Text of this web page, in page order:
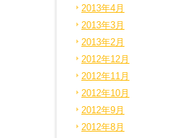
2013年4月
2013年3月
2013年2月
2012年12月
2012年11月
2012年10月
2012年9月
2012年8月